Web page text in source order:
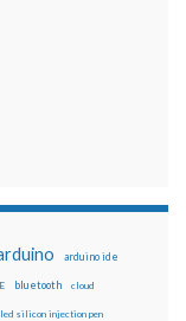
arduino ide
bluetooth cloud
silicon injection pen